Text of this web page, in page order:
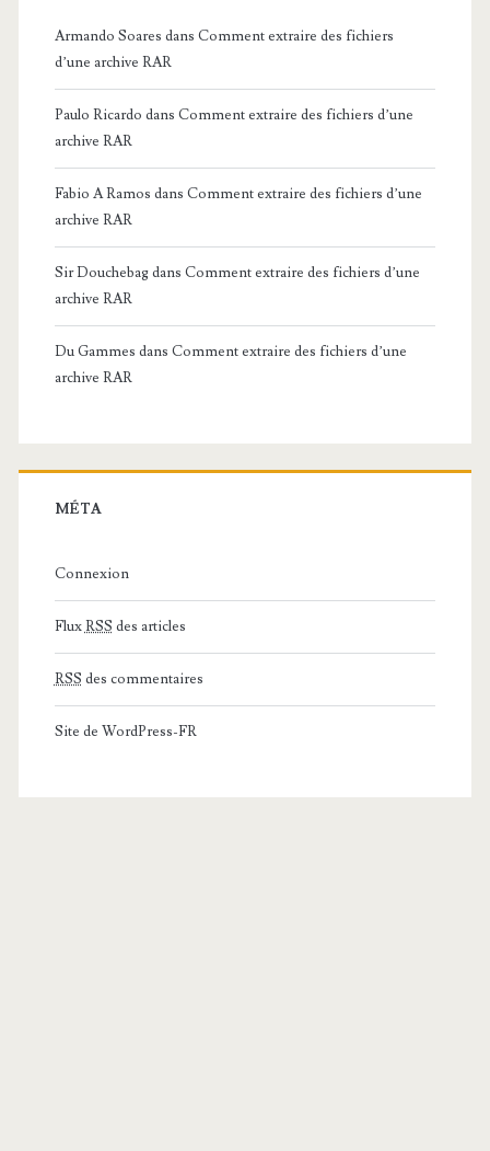
Armando Soares dans Comment extraire des fichiers
d’une archive RAR
Paulo Ricardo dans Comment extraire des fichiers d’une
archive RAR
Fabio A Ramos dans Comment extraire des fichiers d’une
archive RAR
Sir Douchebagdans Comment extraire des fichiers d’une
archive RAR
Du Gammes dans Comment extraire des fichiers d’une
archive RAR
MÉTA
Connexion
FluxRSS des articles
RSS des commentaires
Site de WordPress-FR